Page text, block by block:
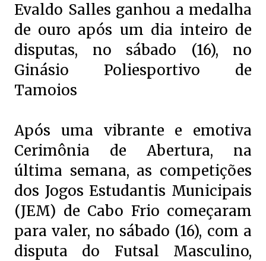
Evaldo Salles ganhou a medalha
de ouro após um dia inteiro de
disputas, no sábado (16), no
Ginásio Poliesportivo de
Tamoios
Após uma vibrante e emotiva
Cerimônia de Abertura, na
última semana, as competições
dos Jogos Estudantis Municipais
(JEM) de Cabo Frio começaram
para valer, no sábado (16), com a
disputa do Futsal Masculino,